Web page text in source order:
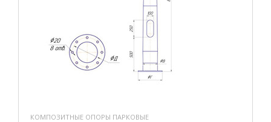
КОМПОЗИТНЫЕ ОПОРЫ ПАРКОВЫЕ